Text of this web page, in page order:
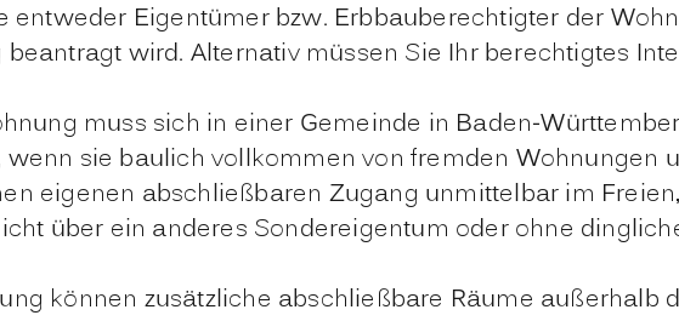
entweder Eigentümer bzw. Erbbauberechtigter der
wird. Alternativ müssen Sie Ihr berechtigtes
muss sich in einer Gemeinde in Baden-
sie baulich vollkommen von fremden Wohnungen
eigenen abschließbaren Zugang unmittelbar im
über ein anderes Sondereigentum oder ohne
können zusätzliche abschließbare Räume außerhalb